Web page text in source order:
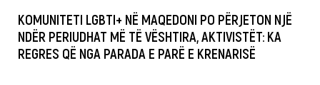
KOMUNITETI LGBTI+ NË MAQEDONI PO PËRJETON NJË
NDËR PERIUDHAT MË TË VËSHTIRA, AKTIVISTËT: KA
REGRES QË NGA PARADA E PARË E KRENARISË